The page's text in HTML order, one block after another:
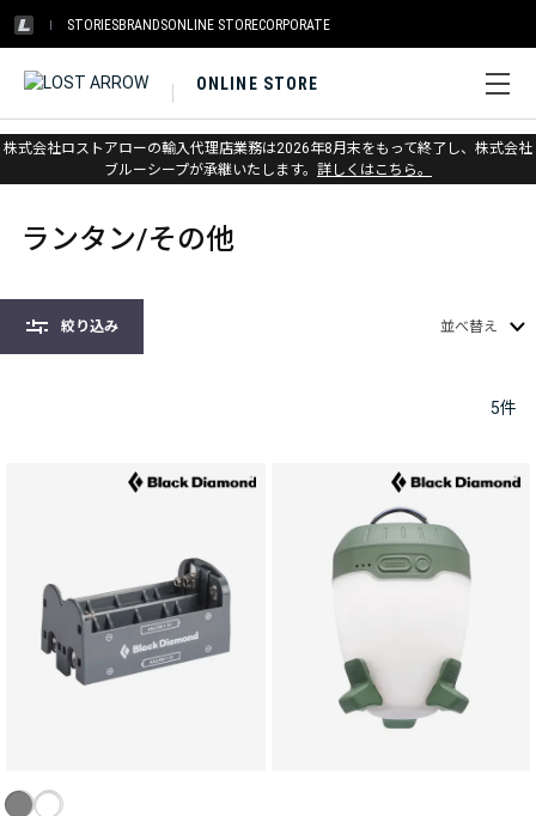
STORIESBRANDSONLINE STORECORPORATE
ONLINE STORE
株式会社ロストアローの輸入代理店業務は2026年8月末をもって終了し、株式会社
ブルーシープが承継いたします。 詳しくはこちら。
ホーム > ヘッドランプ&ランタン > ランタン/その他
ランタン/その他
絞り込み 並べ替え
5件